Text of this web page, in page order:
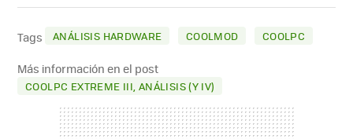
FACEBOOK
X
E-
MAIL
Tags ANÁLISIS HARDWARE COOLMOD COOLPC
Más información en el post
COOLPC EXTREME III, ANÁLISIS (Y IV)